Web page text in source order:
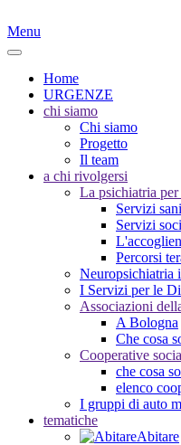
Menu
Home
URGENZE
chi siamo
Chi siamo
Progetto
Il team
a chi rivolgersi
La psichiatria
Servizi
Servizi
Percorsi
Neuropsichiatria
I Servizi per le
Associazioni
A Bologna
Che cosa
Cooperative
che cosa
elenco
I gruppi di auto
tematiche
Abitare